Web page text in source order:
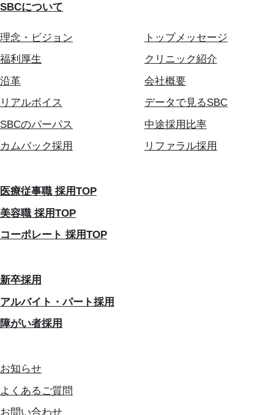
SBCについて
理念・ビジョン
トップメッセージ
福利厚生
クリニック紹介
沿革
会社概要
リアルボイス
データで見るSBC
SBCのパーパス
中途採用比率
カムバック採用
リファラル採用
医療従事職 採用TOP
美容職 採用TOP
コーポレート 採用TOP
新卒採用
アルバイト・パート採用
障がい者採用
お知らせ
よくあるご質問
お問い合わせ